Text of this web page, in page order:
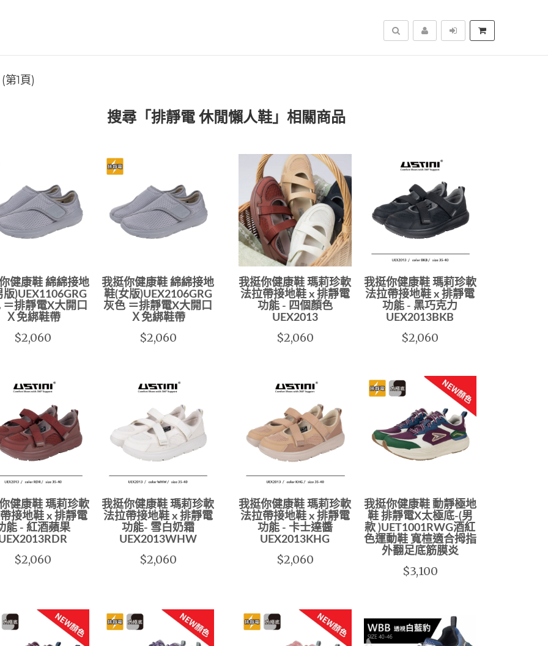
搜尋
1頁)
搜尋「排靜電 休閒懶人鞋」相關商品
健康鞋 綿綿接地
版)UEX1106GRG
＝排靜電X大開口
Ｘ免綁鞋帶
$2,060
我挺你健康鞋 綿綿接地
鞋(女版)UEX2106GRG
灰色 ＝排靜電X大開口
Ｘ免綁鞋帶
$2,060
我挺你健康鞋 瑪莉珍軟
法拉帶接地鞋 x 排靜電
功能 - 四個顏色
UEX2013
$2,060
我挺你健康鞋 瑪莉珍軟
法拉帶接地鞋 x 排靜電
功能 - 黑巧克力
UEX2013BKB
$2,060
健康鞋 瑪莉珍軟
接地鞋 x 排靜電
能 - 紅酒蘋果
$2,060
我挺你健康鞋 瑪莉珍軟
法拉帶接地鞋 x 排靜電
功能- 雪白奶霜
UEX2013WHW
$2,060
我挺你健康鞋 瑪莉珍軟
法拉帶接地鞋 x 排靜電
功能 - 卡士達醬
UEX2013KHG
$2,060
我挺你健康鞋 動靜極地
鞋 排靜電X太極底-(男
款 )UET1001RWG酒紅
色運動鞋 寬楦適合拇指
外翻足底筋膜炎
$3,100